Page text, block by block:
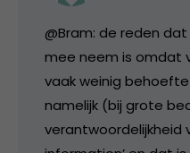
@Bram: de reden
mee neem is omdat
vaak weinig
namelijk (bij grote
verantwoordelijkheid